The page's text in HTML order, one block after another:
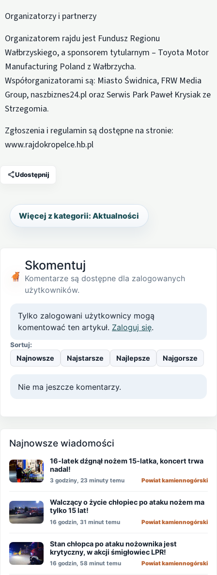
Organizatorzy i partnerzy
Organizatorem rajdu jest Fundusz Regionu
Wałbrzyskiego, a sponsorem tytularnym – Toyota Motor
Manufacturing Poland z Wałbrzycha.
Współorganizatorami są: Miasto Świdnica, FRW Media
Group, naszbiznes24.pl oraz Serwis Park Paweł Krysiak ze
Strzegomia.
Zgłoszenia i regulamin są dostępne na stronie:
www.rajdokropelce.hb.pl
Udostępnij
Więcej z kategorii: Aktualności
Skomentuj
Komentarze są dostępne dla zalogowanych
użytkowników.
Tylko zalogowani użytkownicy mogą
komentować ten artykuł. Zaloguj się.
Sortuj:
Najnowsze Najstarsze Najlepsze Najgorsze
Nie ma jeszcze komentarzy.
Najnowsze wiadomości
16-latek dźgnął nożem 15-latka, koncert trwa
nadal!
3 godziny, 23 minuty temu Powiat kamiennogórski
Walczący o życie chłopiec po ataku nożem ma
tylko 15 lat!
16 godzin, 31 minut temu Powiat kamiennogórski
Stan chłopca po ataku nożownika jest
krytyczny, w akcji śmigłowiec LPR!
16 godzin, 58 minut temu Powiat kamiennogórski